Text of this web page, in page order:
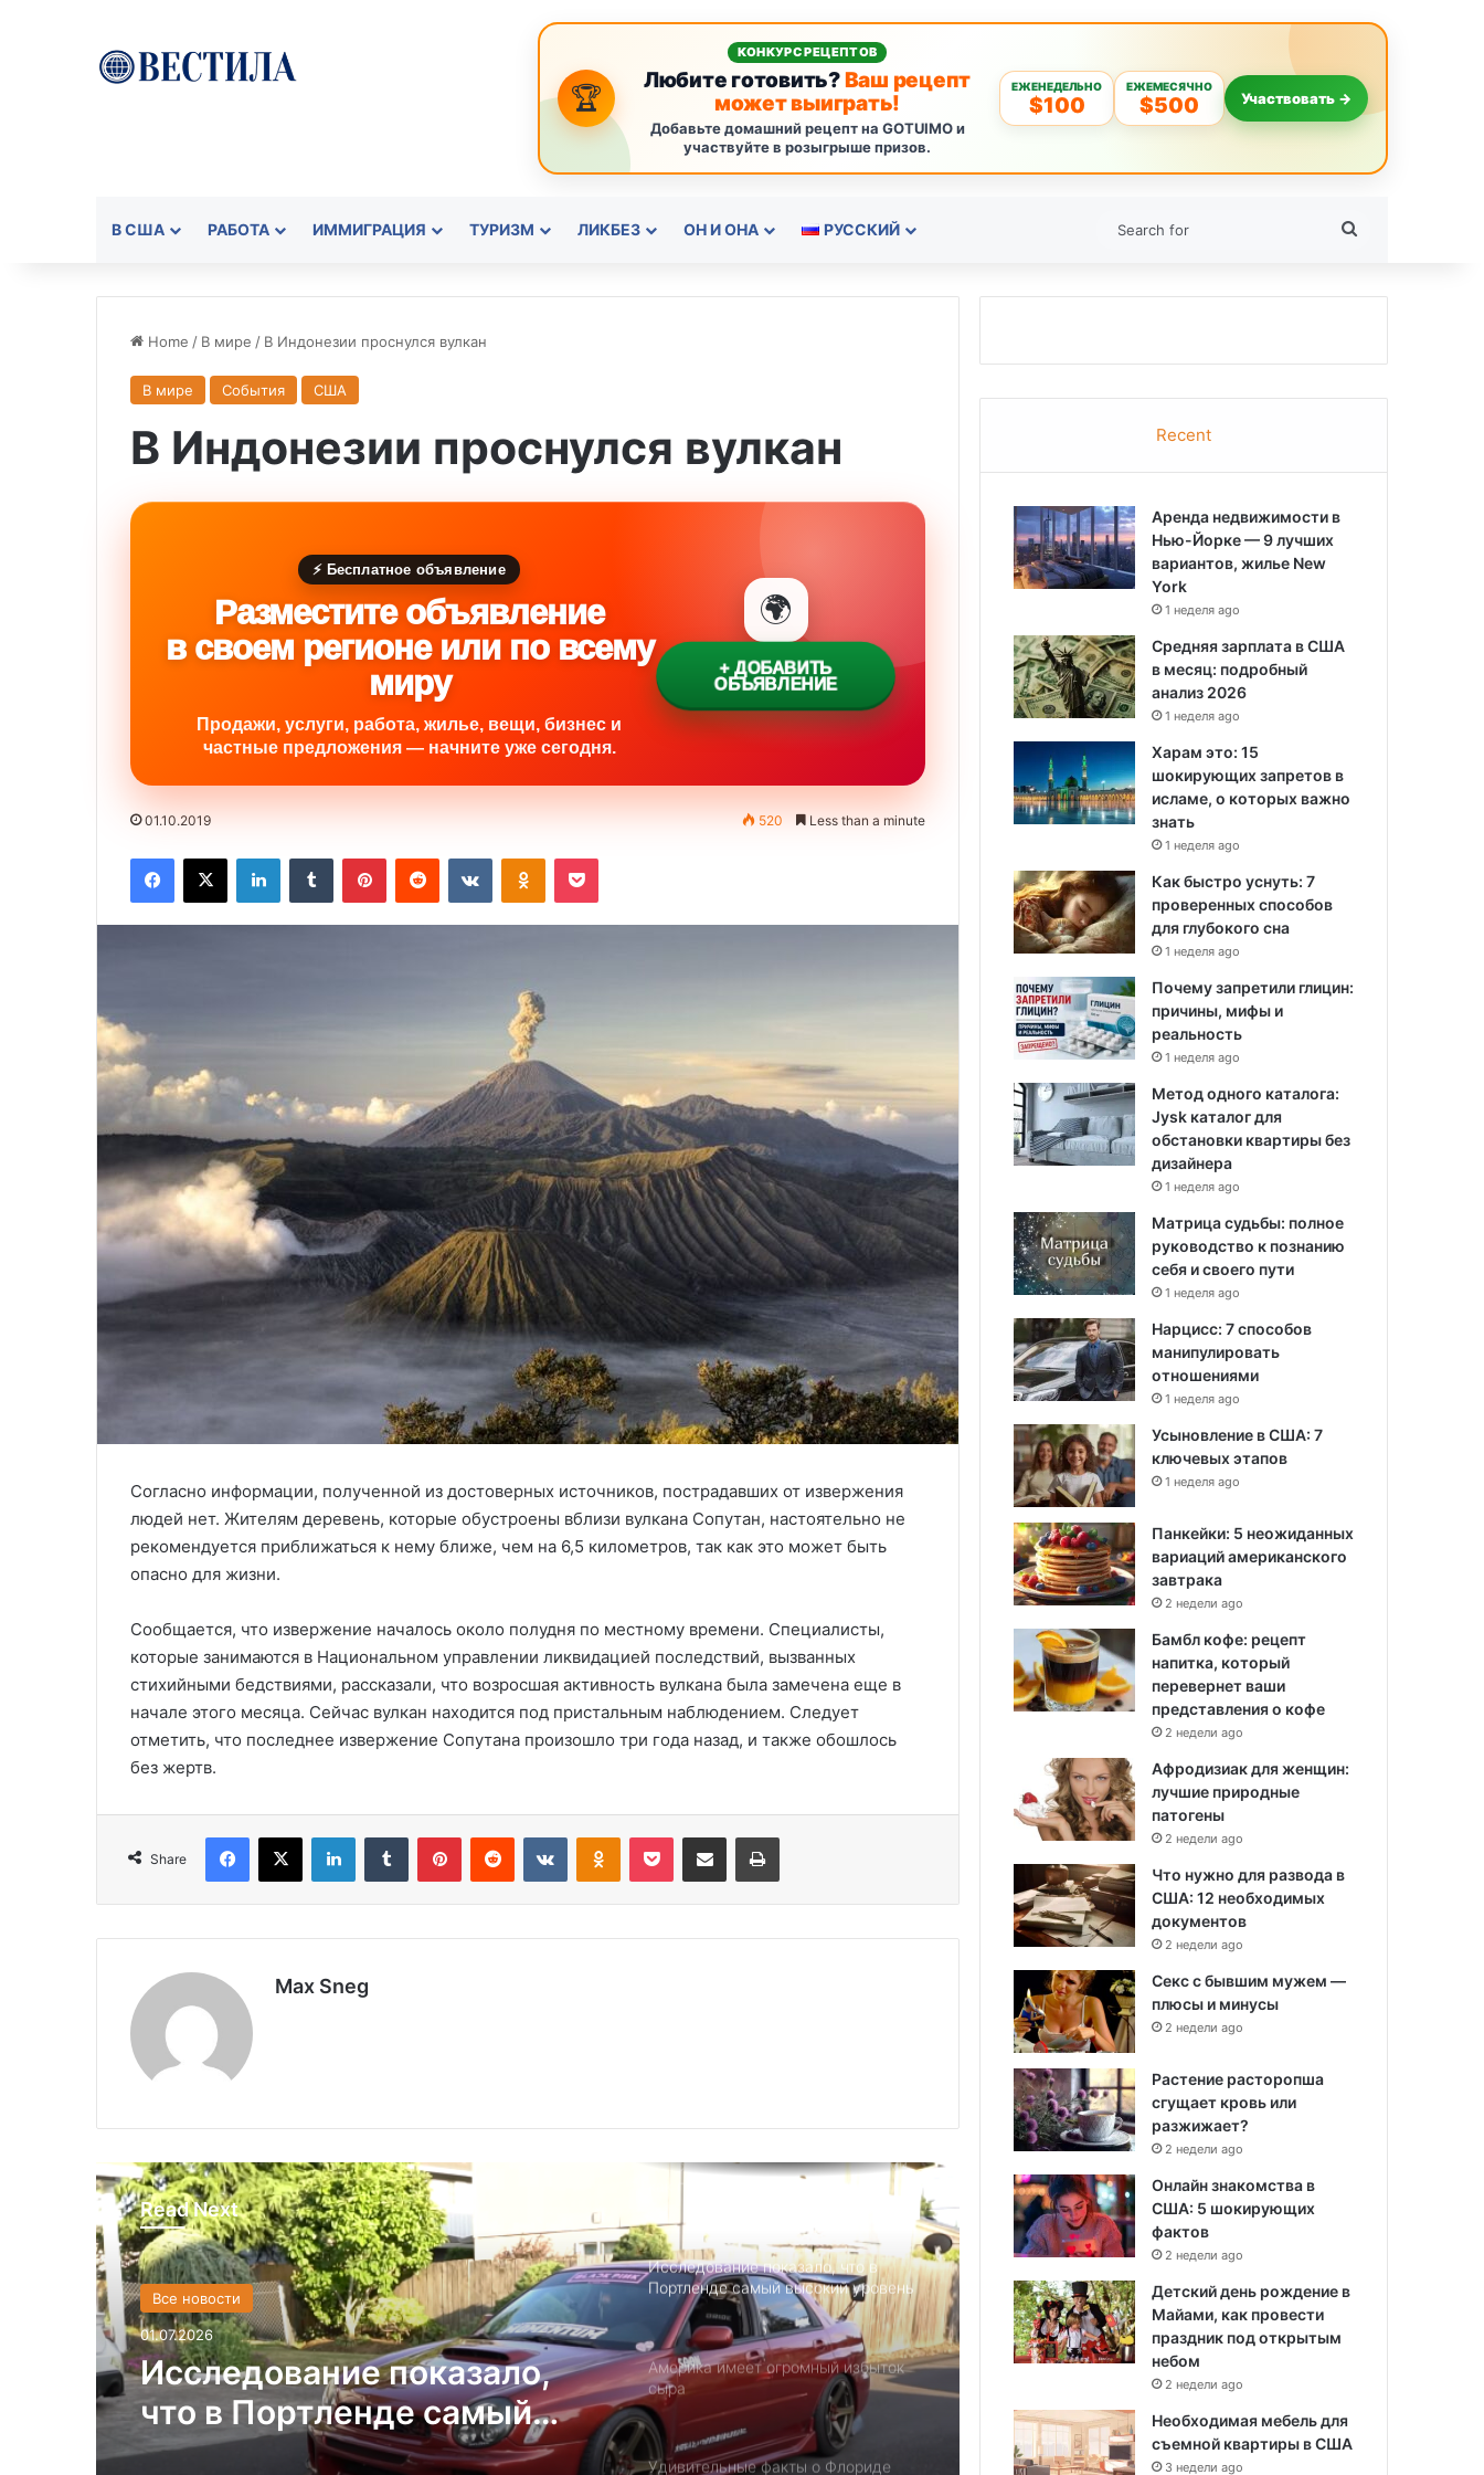
🏆
КОНКУРС РЕЦЕПТОВ
Любите готовить?Ваш рецепт
может выиграть!
Добавьте домашний рецепт на GOTUIMO и
участвуйте в розыгрыше призов.
ЕЖЕНЕДЕЛЬНО
$100
ЕЖЕМЕСЯЧНО
$500 Участвовать →
В США РАБОТА ИММИГРАЦИЯ ТУРИЗМ ЛИКБЕЗ ОН И ОНА РУССКИЙ
Home / В мире / В Индонезии проснулся вулкан
В мире События США
В Индонезии проснулся вулкан
⚡ Бесплатное объявление
Разместите объявление
в своем регионе или по всему
миру
Продажи, услуги, работа, жилье, вещи, бизнес и
частные предложения — начните уже сегодня.
🌍
+ ДОБАВИТЬ
ОБЪЯВЛЕНИЕ
01.10.2019 520 Less than a minute
Согласно информации, полученной из достоверных источников, пострадавших от извержения
людей нет. Жителям деревень, которые обустроены вблизи вулкана Сопутан, настоятельно не
рекомендуется приближаться к нему ближе, чем на 6,5 километров, так как это может быть
опасно для жизни.
Сообщается, что извержение началось около полудня по местному времени. Специалисты,
которые занимаются в Национальном управлении ликвидацией последствий, вызванных
стихийными бедствиями, рассказали, что возросшая активность вулкана была замечена еще в
начале этого месяца. Сейчас вулкан находится под пристальным наблюдением. Следует
отметить, что последнее извержение Сопутана произошло три года назад, и также обошлось
без жертв.
Share
Max Sneg
Read Next
Все новости
01.07.2026
Исследование показало,
что в Портленде самый
высокий уровень угона
Удивительные факты о Флориде
проводили долгие выходные, теперь
доступен для сдачи в аренду для
Курсы бухгалтера в США
Детский день рождение в Майами,
как провести праздник под
Исследование показало, что в
Портленде самый высокий уровень
угона автомобилей на душу
населения в США
Америка имеет огромный избыток
сыра
Удивительные факты о Флориде
Recent
Аренда недвижимости в
Нью-Йорке — 9 лучших
вариантов, жилье New
York
1 неделя ago
Средняя зарплата в США
в месяц: подробный
анализ 2026
1 неделя ago
Харам это: 15
шокирующих запретов в
исламе, о которых важно
знать
1 неделя ago
Как быстро уснуть: 7
проверенных способов
для глубокого сна
1 неделя ago
Почему запретили глицин:
причины, мифы и
реальность
1 неделя ago
Метод одного каталога:
Jysk каталог для
обстановки квартиры без
дизайнера
1 неделя ago
Матрица судьбы: полное
руководство к познанию
себя и своего пути
1 неделя ago
Нарцисс: 7 способов
манипулировать
отношениями
1 неделя ago
Усыновление в США: 7
ключевых этапов
1 неделя ago
Панкейки: 5 неожиданных
вариаций американского
завтрака
2 недели ago
Бамбл кофе: рецепт
напитка, который
перевернет ваши
представления о кофе
2 недели ago
Афродизиак для женщин:
лучшие природные
патогены
2 недели ago
Что нужно для развода в
США: 12 необходимых
документов
2 недели ago
Секс с бывшим мужем —
плюсы и минусы
2 недели ago
Растение расторопша
сгущает кровь или
разжижает?
2 недели ago
Онлайн знакомства в
США: 5 шокирующих
фактов
2 недели ago
Детский день рождение в
Майами, как провести
праздник под открытым
небом
2 недели ago
Необходимая мебель для
съемной квартиры в США
3 недели ago